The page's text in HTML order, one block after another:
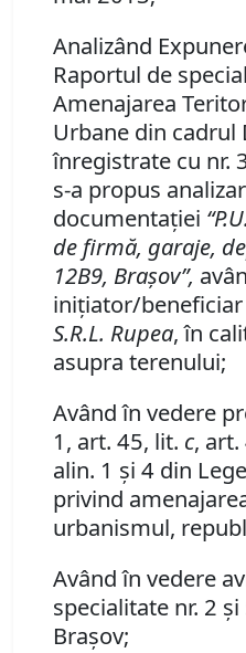
Analizând
Raportul de
Amenajarea
Urbane din cadrul
înregistrate cu nr.
s-a propus
documentaţiei
de firmă, garaje,
12B9, Braşov”,
iniţiator/
S.R.L. Rupea, în
asupra terenului;
Având în vedere
1, art. 45, lit. c, art.
alin. 1 şi 4 din
privind
urbanismul,
Având în vedere
specialitate nr. 2
Braşov;